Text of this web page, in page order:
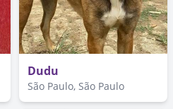
Dudu
São Paulo, São Paulo